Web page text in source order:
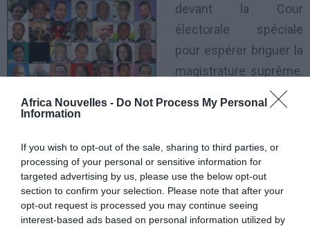
Africa Nouvelles - Do Not Process My Personal
Information
If you wish to opt-out of the sale, sharing to third parties, or
processing of your personal or sensitive information for
targeted advertising by us, please use the below opt-out
section to confirm your selection. Please note that after your
opt-out request is processed you may continue seeing
interest-based ads based on personal information utilized by
devant la Cour
électorale spéciale
pour espérer briguer la
magistrature suprême.
Un record pour la
Grande île.
Edgard Razafindravahy tenait à être le dernier à
déposer son dossier. Le maire de transition de la
capitale, candidat du parti d’Andry Rajoelina va avoir
fort à faire.